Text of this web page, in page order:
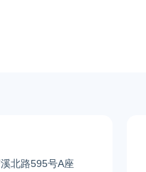
北路595号A座